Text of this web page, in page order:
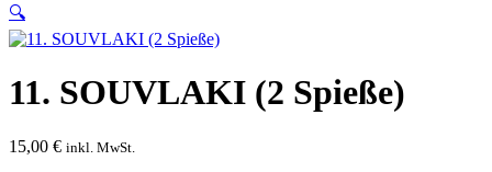
🔍
11. SOUVLAKI (2 Spieße)
15,00 € inkl. MwSt.